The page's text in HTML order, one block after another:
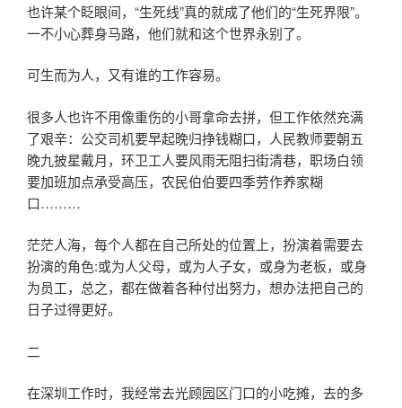
也许某个眨眼间，“生死线”真的就成了他们的“生死界限”。
一不小心葬身马路，他们就和这个世界永别了。
可生而为人，又有谁的工作容易。
很多人也许不用像重伤的小哥拿命去拼，但工作依然充满
了艰辛：公交司机要早起晚归挣钱糊口，人民教师要朝五
晚九披星戴月，环卫工人要风雨无阻扫街清巷，职场白领
要加班加点承受高压，农民伯伯要四季劳作养家糊
口………
茫茫人海，每个人都在自己所处的位置上，扮演着需要去
扮演的角色:或为人父母，或为人子女，或身为老板，或身
为员工，总之，都在做着各种付出努力，想办法把自己的
日子过得更好。
二
在深圳工作时，我经常去光顾园区门口的小吃摊，去的多